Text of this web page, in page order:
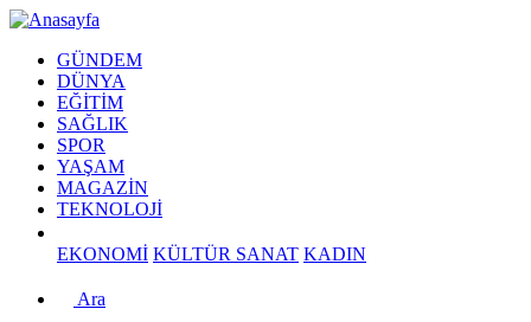
GÜNDEM
DÜNYA
EĞİTİM
SAĞLIK
SPOR
YAŞAM
MAGAZİN
TEKNOLOJİ
EKONOMİ KÜLTÜR SANAT KADIN
Ara